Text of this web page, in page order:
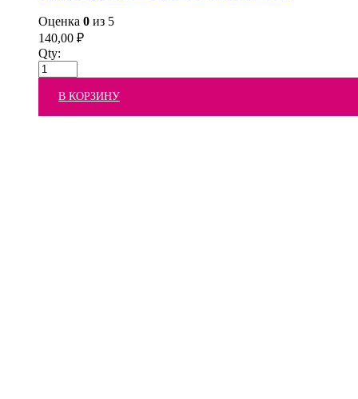
Оценка 0 из 5
140,00 ₽
Qty:
В КОРЗИНУ